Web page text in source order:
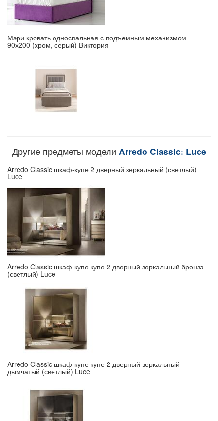
Мэри кровать односпальная с подъемным механизмом
90х200 (хром, серый) Виктория
Другие предметы модели Arredo Classic: Luce
Arredo Classic шкаф-купе 2 дверный зеркальный (светлый)
Luce
Arredo Classic шкаф-купе купе 2 дверный зеркальный бронза
(светлый) Luce
Arredo Classic шкаф-купе купе 2 дверный зеркальный
дымчатый (светлый) Luce